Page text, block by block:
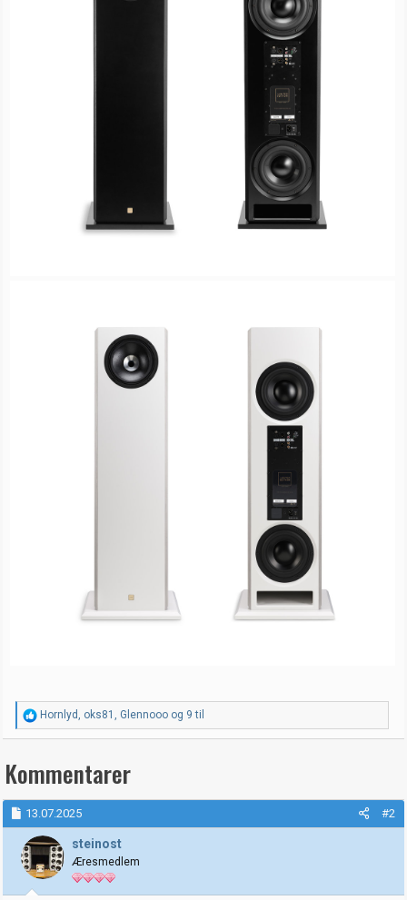
R
e
a
s
j
o
n
e
r
Hornlyd , oks81 , Glennooo og 9 til
Kommentarer
13.07.2025 #2
steinost
Æresmedlem